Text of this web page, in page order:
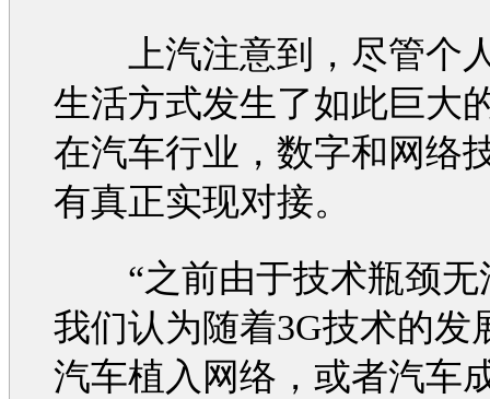
上汽注意到，尽管个
生活方式发生了如此巨大
在汽车行业，数字和网络
有真正实现对接。
“之前由于技术瓶颈无
我们认为随着3G技术的发
汽车植入网络，或者汽车